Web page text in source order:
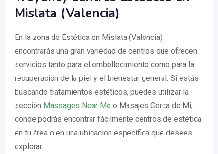
Mislata (Valencia)
En la zona de Estética en Mislata (Valencia),
encontrarás una gran variedad de centros que ofrecen
servicios tanto para el embellecimiento como para la
recuperación de la piel y el bienestar general. Si estás
buscando tratamientos estéticos, puedes utilizar la
sección Massages Near Me o Masajes Cerca de Mi,
donde podrás encontrar fácilmente centros de estética
en tu área o en una ubicación específica que desees
explorar.